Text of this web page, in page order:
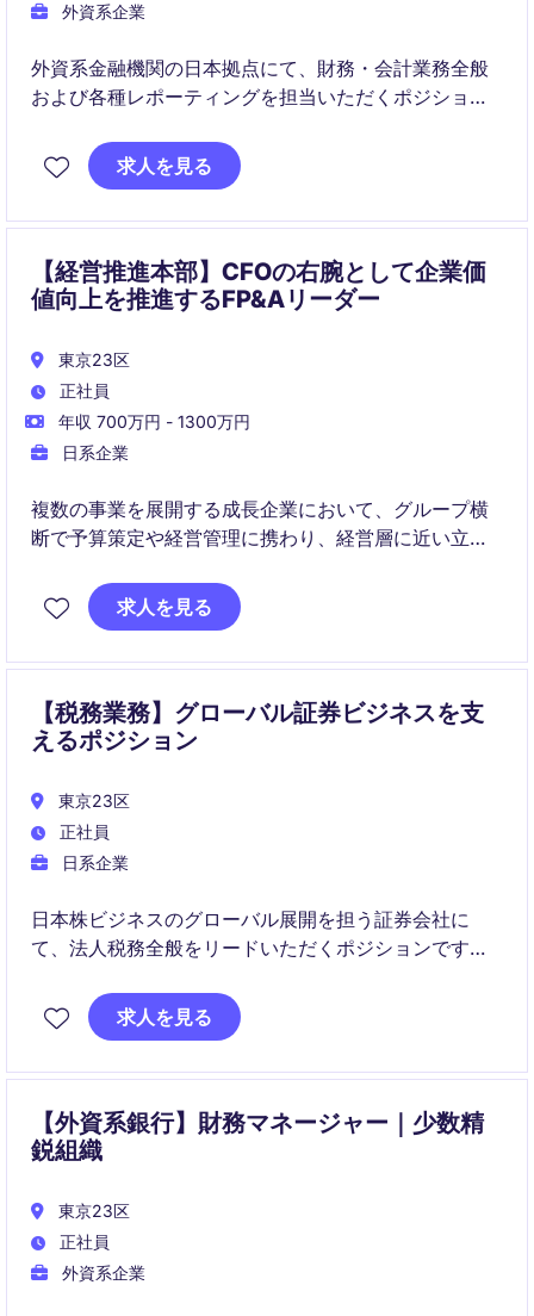
外資系企業
外資系金融機関の日本拠点にて、財務・会計業務全般
および各種レポーティングを担当いただくポジション
日常経理から規制対応、ヘッドオフィス向け報告ま
で、幅広い実務を通じて専門性を磨くことができま
求人を見る
【経営推進本部】CFOの右腕として企業価
値向上を推進するFP&Aリーダー
東京23区
正社員
年収 700万円 - 1300万円
日系企業
複数の事業を展開する成長企業において、グループ横
断で予算策定や経営管理に携わり、経営層に近い立場
CFOや事業責任者と密接に連携しながら、FP&A・経営
企画領域の専門性と経営視点の双方を高められる環境
求人を見る
【税務業務】グローバル証券ビジネスを支
えるポジション
東京23区
正社員
日系企業
日本株ビジネスのグローバル展開を担う証券会社に
て、法人税務全般をリードいただくポジションです。
務を通じて、高度な専門性を発揮いただけます。
求人を見る
【外資系銀行】財務マネージャー｜少数精
鋭組織
東京23区
正社員
外資系企業